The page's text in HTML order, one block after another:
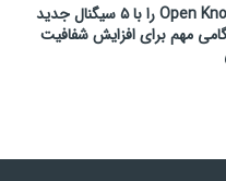
گوگل Open Knowledge Format را با ۵ سیگنال جدید
گامی مهم برای افزایش شفافیت